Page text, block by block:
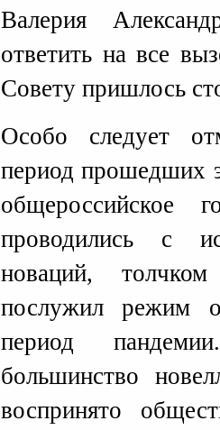
Валерия
ответить на все
Совету пришлось
Особо следует
период прошедших
общероссийское
проводились с
новаций,
послужил режим
период
большинство
воспринято